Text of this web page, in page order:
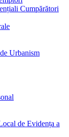
Cumpărători
Urbanism
de Evidența a